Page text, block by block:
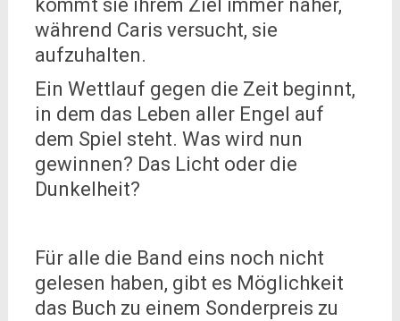
kommt sie ihrem Ziel immer näher,
während Caris versucht, sie
aufzuhalten.
Ein Wettlauf gegen die Zeit beginnt,
in dem das Leben aller Engel auf
dem Spiel steht. Was wird nun
gewinnen? Das Licht oder die
Dunkelheit?
Für alle die Band eins noch nicht
gelesen haben, gibt es Möglichkeit
das Buch zu einem Sonderpreis zu